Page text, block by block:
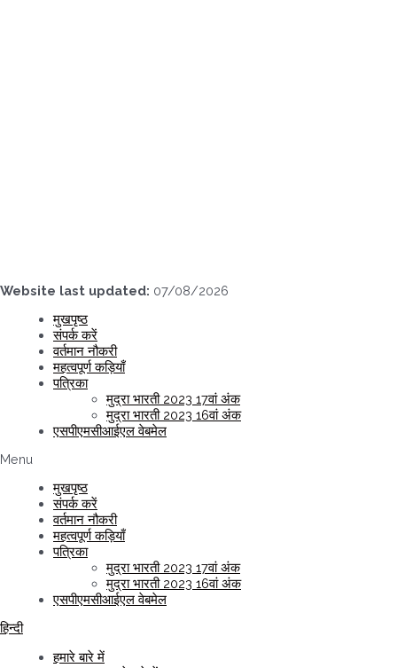
Website last updated: 07/08/2026
मुखपृष्ठ
संपर्क करें
वर्तमान नौकरी
महत्वपूर्ण कड़ियाँ
पत्रिका
मुद्रा भारती 2023 17वां अंक
मुद्रा भारती 2023 16वां अंक
एसपीएमसीआईएल वेबमेल
Menu
मुखपृष्ठ
संपर्क करें
वर्तमान नौकरी
महत्वपूर्ण कड़ियाँ
पत्रिका
मुद्रा भारती 2023 17वां अंक
मुद्रा भारती 2023 16वां अंक
एसपीएमसीआईएल वेबमेल
हिन्दी
हमारे बारे में